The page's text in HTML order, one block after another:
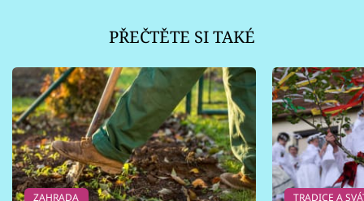
PŘEČTĚTE SI TAKÉ
ZAHRADA TRADICE A